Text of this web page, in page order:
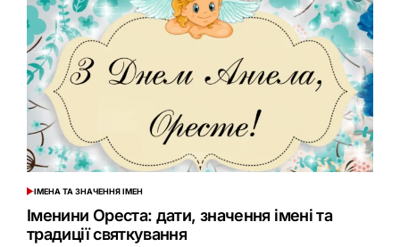
ОПУБЛІКУВАТИ
У
ІМЕНА ТА ЗНАЧЕННЯ ІМЕН
Іменини Ореста: дати, значення імені та
традиції святкування